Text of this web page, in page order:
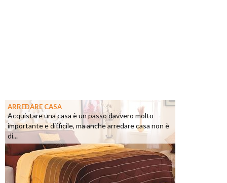
ARREDARE CASA
Acquistare una casa è un passo davvero molto
importante e difficile, ma anche arredare casa non è
di...